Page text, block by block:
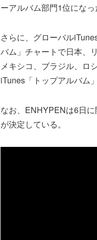
ーアルバム部門1位になっ
さらに、グローバル
バム」チャートで日本、
メキシコ、ブラジル、ロ
iTunes「トップアルバム
なお、ENHYPENは6日
が決定している。